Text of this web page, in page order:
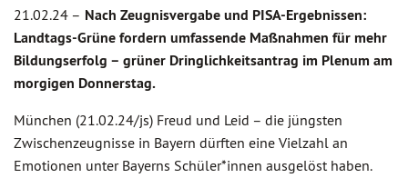
21.02.24 – Nach Zeugnisvergabe und PISA-Ergebnissen:
Landtags-Grüne fordern umfassende Maßnahmen für mehr
Bildungserfolg – grüner Dringlichkeitsantrag im Plenum am
morgigen Donnerstag.
München (21.02.24/js) Freud und Leid – die jüngsten
Zwischenzeugnisse in Bayern dürften eine Vielzahl an
Emotionen unter Bayerns Schüler*innen ausgelöst haben.